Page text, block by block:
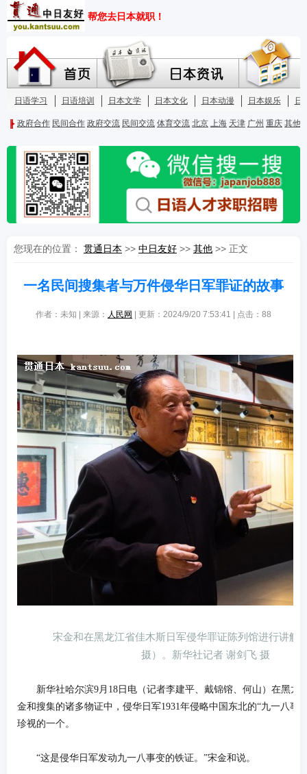
您现在的位置： 贯通日本 >> 中日友好 >> 其他 >> 正文
一名民间搜集者与万件侵华日军罪证的故事
作者：未知 | 来源： 人民网 | 更新：2024/9/20 7:53:41 | 点击： 88
宋金和在黑龙江省佳木斯日军侵华罪证陈列馆进行讲解
摄）。新华社记者 谢剑飞 摄
新华社哈尔滨9月18日电（记者李建平、戴锦镕、何山）在黑龙
金和搜集的诸多物证中，侵华日军1931年侵略中国东北的“九一八事
珍视的一个。
“这是侵华日军发动九一八事变的铁证。”宋金和说。